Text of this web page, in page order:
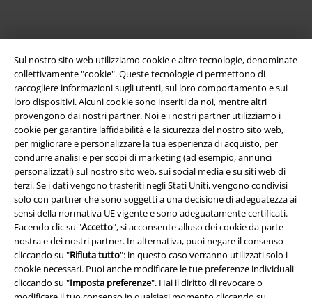
Sul nostro sito web utilizziamo cookie e altre tecnologie, denominate
collettivamente "cookie". Queste tecnologie ci permettono di
raccogliere informazioni sugli utenti, sul loro comportamento e sui
loro dispositivi. Alcuni cookie sono inseriti da noi, mentre altri
provengono dai nostri partner. Noi e i nostri partner utilizziamo i
cookie per garantire laffidabilità e la sicurezza del nostro sito web,
per migliorare e personalizzare la tua esperienza di acquisto, per
condurre analisi e per scopi di marketing (ad esempio, annunci
personalizzati) sul nostro sito web, sui social media e su siti web di
terzi. Se i dati vengono trasferiti negli Stati Uniti, vengono condivisi
solo con partner che sono soggetti a una decisione di adeguatezza ai
sensi della normativa UE vigente e sono adeguatamente certificati.
Facendo clic su "Accetto", si acconsente alluso dei cookie da parte
nostra e dei nostri partner. In alternativa, puoi negare il consenso
cliccando su "Rifiuta tutto": in questo caso verranno utilizzati solo i
cookie necessari. Puoi anche modificare le tue preferenze individuali
cliccando su "Imposta preferenze". Hai il diritto di revocare o
Info legali
Termini & Condizioni
Redazione
Legge sulla Privacy
Smaltimento rifiuti e protezione dell’ambiente
Dichiarazione di Conformità